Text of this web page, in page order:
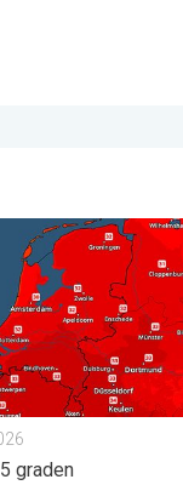
8 augustus 2026
overal tropisch
graden